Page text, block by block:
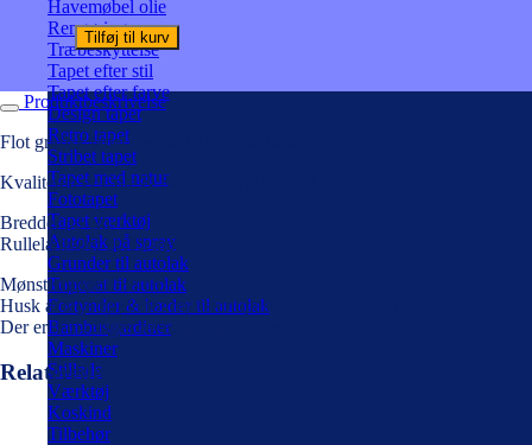
Havemøbel olie
Rengøring
Træbeskyttelse
Tapet efter stil
Tapet efter farve
Design tapet
Retro tapet
Stribet tapet
Tapet med natur
Fototapet
Tapet værktøj
Autolak på spray
Grunder til autolak
Topcoat til autolak
Fortynder & hæder til autolak
Bambusgardiner
Maskiner
Stillads
Værktøj
Koskind
Tilbehør
antal
Tilføj til kurv
Produktbeskrivelse
Flot grafisk tapet med det klassiske hexagon motiv.
Kvaliteten er Cole & Sons uovertrufne lækre kvalitet.
Bredde: 53 cm
Rullelængde: 10,05 meter
Mønsterrapport 38 cm
Husk at tage højde for mønstertilpasning på tapet, når du bestiller.
Der er 4-14 dages leveringstid på tapeter.
Relaterede varer